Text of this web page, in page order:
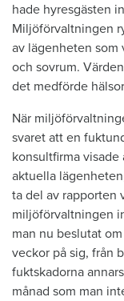
hade hyresgästen
Miljöförvaltningen
av lägenheten som
och sovrum.
det medförde
När
svaret att en
konsultfirma
aktuella
ta del av rapporten
miljöförvaltningen
man nu beslutat
veckor på sig, från
fuktskadorna
månad som man